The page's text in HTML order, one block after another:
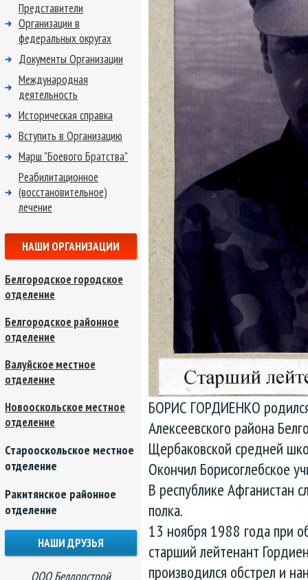
БОРИС ГОРДИЕНКО
Алексеевского района
Щербаковской средней
Окончил Борисоглебское
В республике Афганистан
полка.
13 ноября 1988 года при
старший лейтенант
производился обстрел и
Представители
Организации в
федеральных округах
Документы Организации
Международная
деятельность
Историческая справка
Вступить в Организацию
Марш "Боевого Братства"
Реабилитационное
(восстановительное)
лечение
НАШИ ОРГАНИЗАЦИИ
Белгородское городское
отделение
Белгородское районное
отделение
Валуйское местное
отделение
Новооскольское местное
отделение
Старооскольское местное
отделение
Ракитянское районное
отделение
НАШИ ДРУЗЬЯ
ООО Белдорстрой